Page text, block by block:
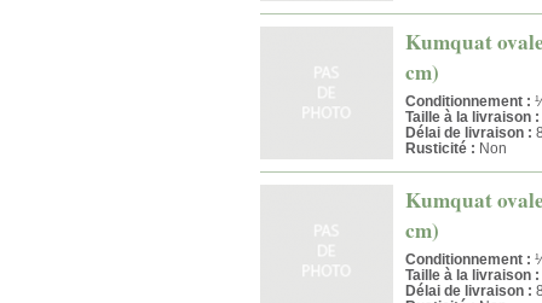
Kumquat
cm)
Conditionnement :
Taille à la livraison :
Délai de livraison :
Rusticité : Non
Kumquat
cm)
Conditionnement :
Taille à la livraison :
Délai de livraison :